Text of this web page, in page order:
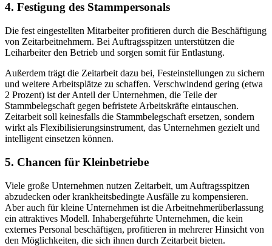
4. Festigung des Stammpersonals
Die fest eingestellten Mitarbeiter profitieren durch die Beschäftigung
von Zeitarbeitnehmern. Bei Auftragsspitzen unterstützen die
Leiharbeiter den Betrieb und sorgen somit für Entlastung.
Außerdem trägt die Zeitarbeit dazu bei, Festeinstellungen zu sichern
und weitere Arbeitsplätze zu schaffen. Verschwindend gering (etwa
2 Prozent) ist der Anteil der Unternehmen, die Teile der
Stammbelegschaft gegen befristete Arbeitskräfte eintauschen.
Zeitarbeit soll keinesfalls die Stammbelegschaft ersetzen, sondern
wirkt als Flexibilisierungsinstrument, das Unternehmen gezielt und
intelligent einsetzen können.
5. Chancen für Kleinbetriebe
Viele große Unternehmen nutzen Zeitarbeit, um Auftragsspitzen
abzudecken oder krankheitsbedingte Ausfälle zu kompensieren.
Aber auch für kleine Unternehmen ist die Arbeitnehmerüberlassung
ein attraktives Modell. Inhabergeführte Unternehmen, die kein
externes Personal beschäftigen, profitieren in mehrerer Hinsicht von
den Möglichkeiten, die sich ihnen durch Zeitarbeit bieten.